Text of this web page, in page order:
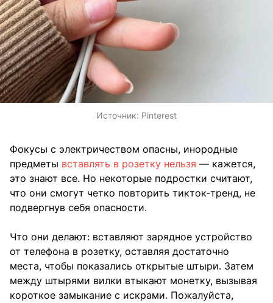
Источник: Pinterest
Фокусы с электричеством опасны, инородные
предметы вставлять в розетку нельзя — кажется,
это знают все. Но некоторые подростки считают,
что они смогут четко повторить тикток-тренд, не
подвергнув себя опасности.
Что они делают: вставляют зарядное устройство
от телефона в розетку, оставляя достаточно
места, чтобы показались открытые штыри. Затем
между штырями вилки втыкают монетку, вызывая
короткое замыкание с искрами. Пожалуйста,